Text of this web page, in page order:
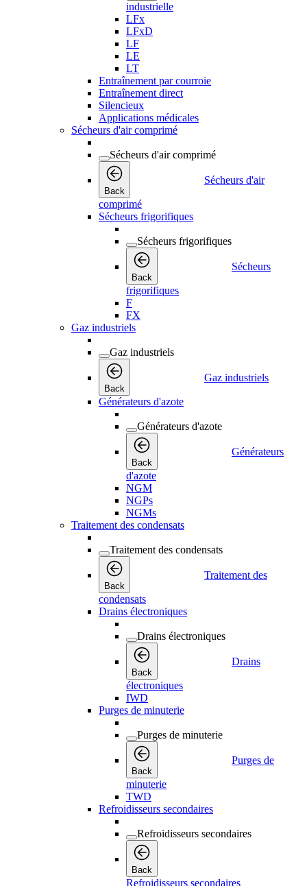
industrielle
LFx
LFxD
LF
LE
LT
Entraînement par courroie
Entraînement direct
Silencieux
Applications médicales
Sécheurs d'air comprimé
Sécheurs d'air comprimé
Back
Sécheurs d'air
comprimé
Sécheurs frigorifiques
Sécheurs frigorifiques
Back
Sécheurs
frigorifiques
F
FX
Gaz industriels
Gaz industriels
Back
Gaz industriels
Générateurs d'azote
Générateurs d'azote
Back
Générateurs
d'azote
NGM
NGPs
NGMs
Traitement des condensats
Traitement des condensats
Back
Traitement des
condensats
Drains électroniques
Drains électroniques
Back
Drains
électroniques
IWD
Purges de minuterie
Purges de minuterie
Back
Purges de
minuterie
TWD
Refroidisseurs secondaires
Refroidisseurs secondaires
Back
Refroidisseurs secondaires